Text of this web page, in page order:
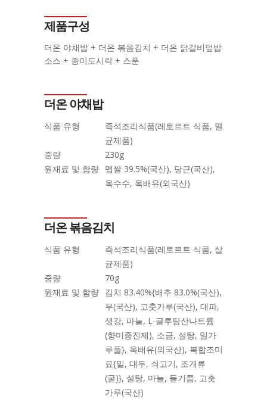
제품구성
더온 야채밥 + 더온 볶음김치 + 더온 닭갈비덮밥
소스 + 종이도시락 + 스푼
더온 야채밥
식품 유형
즉석조리식품(레토르트 식품, 멸
균제품)
중량
230g
원재료 및 함량 멥쌀 39.5%(국산), 당근(국산),
옥수수, 옥배유(외국산)
더온 볶음김치
식품 유형
즉석조리식품(레토르트 식품, 살
균제품)
중량
70g
원재료 및 함량 김치 83.40%{배추 83.0%(국산),
무(국산), 고춧가루(국산), 대파,
생강, 마늘, L-글루탐산나트륨
(향미증진제), 소금, 설탕, 밀가
루풀}, 옥배유(외국산), 복합조미
료{밀, 대두, 쇠고기, 조개류
(굴)}, 설탕, 마늘, 들기름, 고춧
가루(국산)